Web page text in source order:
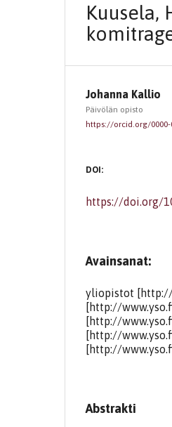
Kuusela,
Johanna Kallio
Päivölän opisto
https://orcid.org/0000-
DOI:
https://doi.org/
Avainsanat:
yliopistot
[http://
[http://
[http://
[http://
Abstrakti